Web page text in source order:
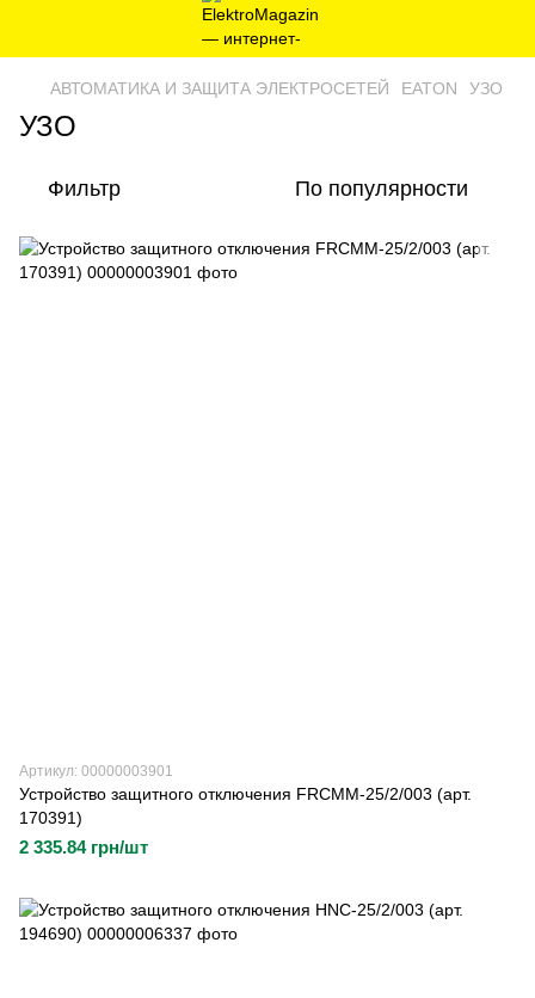
AВТОМАТИКА И ЗАЩИТА ЭЛЕКТРОСЕТЕЙ EATON УЗО
УЗО
Фильтр По популярности
Артикул: 00000003901
Устройство защитного отключения FRCMM-25/2/003 (арт.
170391)
2 335.84 грн/шт